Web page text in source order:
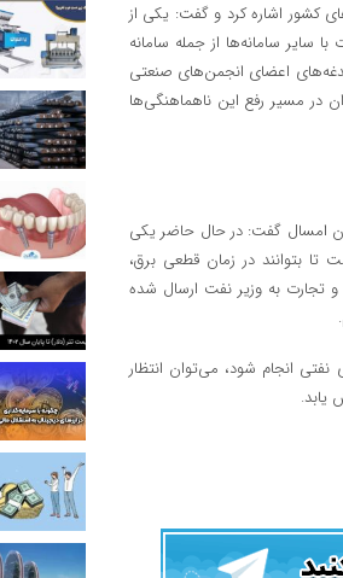
کشور اشاره کرد و گفت: یکی از
سایر سامانه‌ها از جمله سامانه
اعضای انجمن‌های صنعتی
در مسیر رفع این ناهماهنگی‌ها
امسال گفت: در حال حاضر یکی
تا بتوانند در زمان قطعی برق،
تجارت به وزیر نفت ارسال شده
انجام شود، می‌توان انتظار